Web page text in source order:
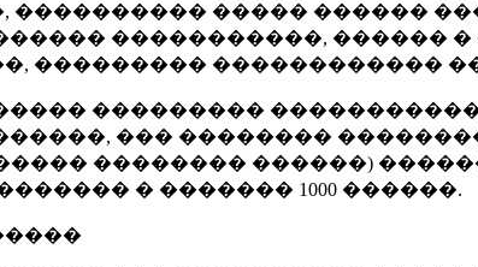
���������� ����� ������
�����������, ������
��������� ������������
���������
��� ��������
����� �������� ������)
� ������� 1000 ������.